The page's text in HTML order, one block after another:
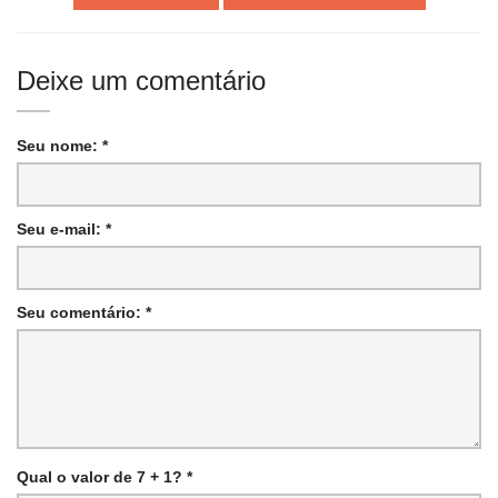
Deixe um comentário
Seu nome: *
Seu e-mail: *
Seu comentário: *
Qual o valor de 7 + 1? *